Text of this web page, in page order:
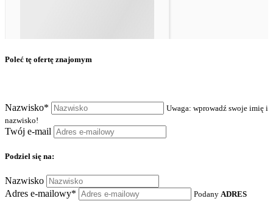
Poleć tę ofertę znajomym
Nazwisko*
Uwaga: wprowadź swoje imię i
nazwisko!
Twój e-mail
Podziel się na:
Nazwisko
Adres e-mailowy*
Podany ADRES